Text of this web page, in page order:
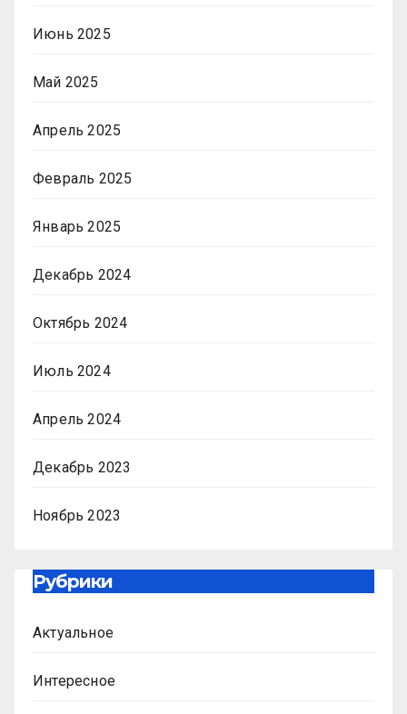
Июнь 2025
Май 2025
Апрель 2025
Февраль 2025
Январь 2025
Декабрь 2024
Октябрь 2024
Июль 2024
Апрель 2024
Декабрь 2023
Ноябрь 2023
Рубрики
Актуальное
Интересное